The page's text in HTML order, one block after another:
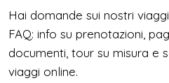
Hai domande sui nostri
FAQ: info su prenotazioni,
documenti, tour su misura e
viaggi online.